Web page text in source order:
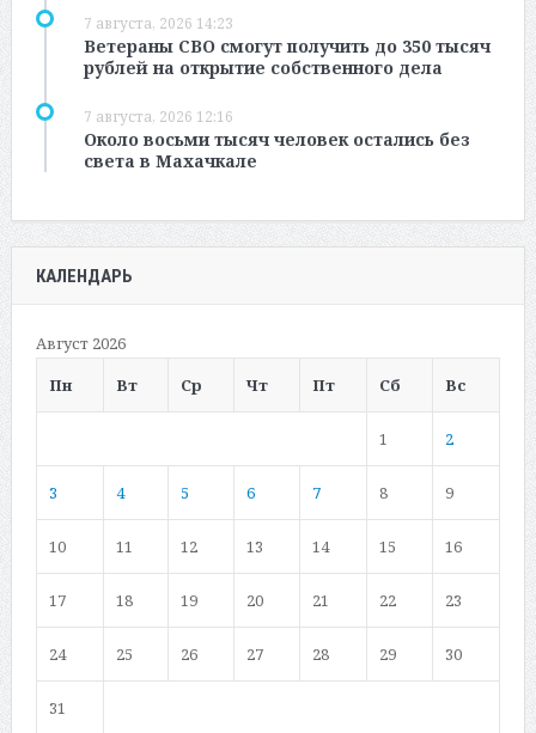
7 августа, 2026 14:23
Ветераны СВО смогут получить до 350 тысяч
рублей на открытие собственного дела
7 августа, 2026 12:16
Около восьми тысяч человек остались без
света в Махачкале
КАЛЕНДАРЬ
Август 2026
Пн
Вт Ср Чт Пт Сб Вс
1 2
3 4 5 6 7 8 9
10 11 12 13 14 15 16
17 18 19 20 21 22 23
24 25 26 27 28 29 30
31